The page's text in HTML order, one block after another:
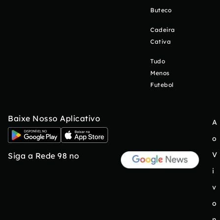
Buteco
Cadeira
Cativa
Tudo
Menos
Futebol
Baixe Nosso Aplicativo
Siga a Rede 98 no
A
o
V
i
v
o